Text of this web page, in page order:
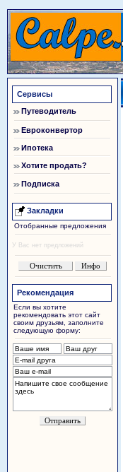
Сервисы
Путеводитель
Евроконвертор
Ипотека
Хотите продать?
Подписка
Закладки
Отобранные предложения
У Вас нет предложений
Рекомендация
Если вы хотите
рекомендовать этот сайт
своим друзьям, заполните
следующую форму: